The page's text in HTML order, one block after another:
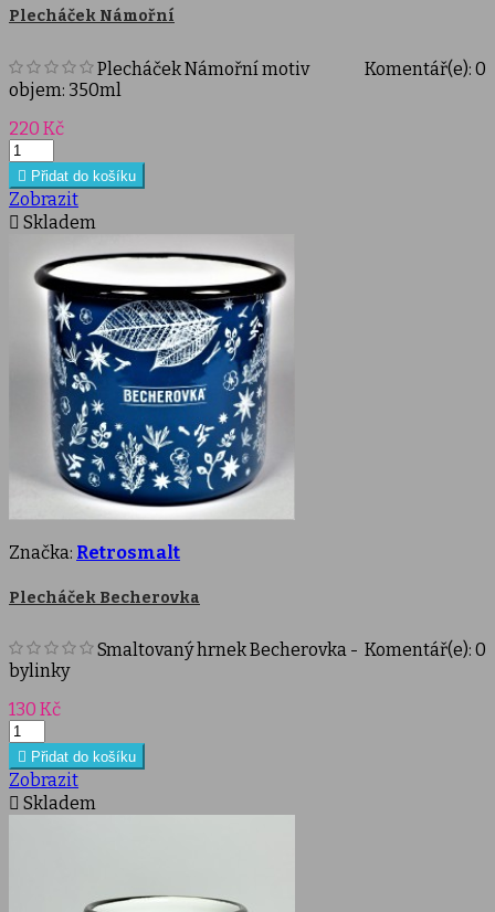
Plecháček Námořní
Komentář(e): 0
Plecháček Námořní motiv
objem: 350ml
Cena
220 Kč
 Přidat do košíku
Zobrazit
 Skladem
Značka: Retrosmalt
Plecháček Becherovka
Komentář(e): 0
Smaltovaný hrnek Becherovka -
bylinky
Cena
130 Kč
 Přidat do košíku
Zobrazit
 Skladem